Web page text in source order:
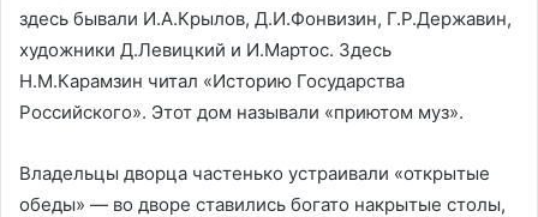
здесь бывали И.А.Крылов, Д.И.Фонвизин, Г.Р.Державин,
художники Д.Левицкий и И.Мартос. Здесь
Н.М.Карамзин читал «Историю Государства
Российского». Этот дом называли «приютом муз».
Владельцы дворца частенько устраивали «открытые
обеды» — во дворе ставились богато накрытые столы,